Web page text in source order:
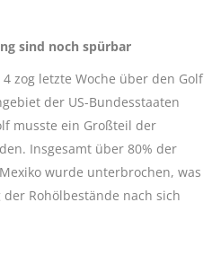
sind noch spürbar
zog letzte Woche über den Golf
der US-Bundesstaaten
musste ein Großteil der
Insgesamt über 80% der
wurde unterbrochen, was
Rohölbestände nach sich